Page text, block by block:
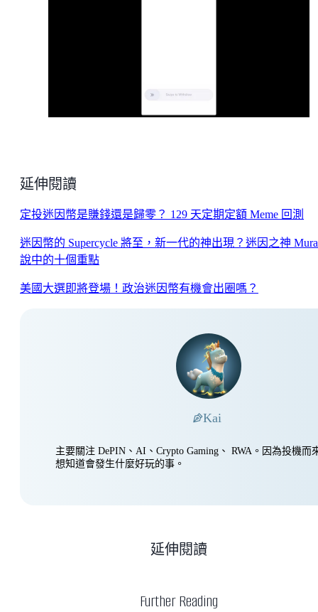
延伸閱讀
定投迷因幣是賺錢還是歸零？ 129 天定期定額 Meme 回測
迷因幣的 Supercycle 將至，新一代的神出現？迷因之神
說中的十個重點
美國大選即將登場！政治迷因幣有機會出圈嗎？
Kai
主要關注 DePIN、AI、Crypto Gaming、 RWA。因為投機而
想知道會發生什麼好玩的事。
Further Reading
延伸閱讀